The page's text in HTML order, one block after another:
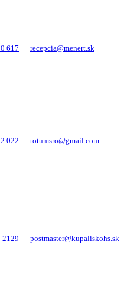
617 recepcia@menert.sk
022 totumsro@gmail.com
2129 postmaster@kupaliskohs.sk